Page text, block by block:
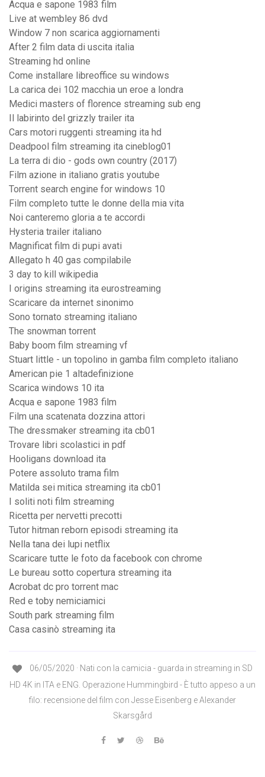
Acqua e sapone 1983 film
Live at wembley 86 dvd
Window 7 non scarica aggiornamenti
After 2 film data di uscita italia
Streaming hd online
Come installare libreoffice su windows
La carica dei 102 macchia un eroe a londra
Medici masters of florence streaming sub eng
Il labirinto del grizzly trailer ita
Cars motori ruggenti streaming ita hd
Deadpool film streaming ita cineblog01
La terra di dio - gods own country (2017)
Film azione in italiano gratis youtube
Torrent search engine for windows 10
Film completo tutte le donne della mia vita
Noi canteremo gloria a te accordi
Hysteria trailer italiano
Magnificat film di pupi avati
Allegato h 40 gas compilabile
3 day to kill wikipedia
I origins streaming ita eurostreaming
Scaricare da internet sinonimo
Sono tornato streaming italiano
The snowman torrent
Baby boom film streaming vf
Stuart little - un topolino in gamba film completo italiano
American pie 1 altadefinizione
Scarica windows 10 ita
Acqua e sapone 1983 film
Film una scatenata dozzina attori
The dressmaker streaming ita cb01
Trovare libri scolastici in pdf
Hooligans download ita
Potere assoluto trama film
Matilda sei mitica streaming ita cb01
I soliti noti film streaming
Ricetta per nervetti precotti
Tutor hitman reborn episodi streaming ita
Nella tana dei lupi netflix
Scaricare tutte le foto da facebook con chrome
Le bureau sotto copertura streaming ita
Acrobat dc pro torrent mac
Red e toby nemiciamici
South park streaming film
Casa casinò streaming ita
06/05/2020 · Nati con la camicia - guarda in streaming in SD
HD 4K in ITA e ENG. Operazione Hummingbird - È tutto appeso a un
filo: recensione del film con Jesse Eisenberg e Alexander
Skarsgård